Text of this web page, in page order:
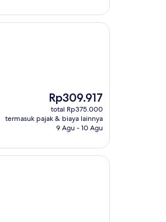
Harga
sekarang
Rp309.917
Rp309.917
total Rp375.000
termasuk pajak & biaya lainnya
9 Agu - 10 Agu